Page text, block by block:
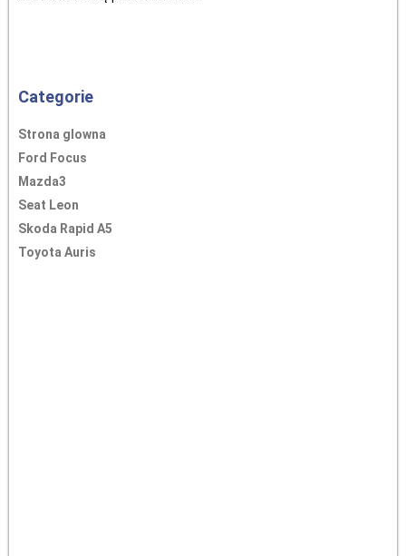
Categorie
Strona glowna
Ford Focus
Mazda3
Seat Leon
Skoda Rapid A5
Toyota Auris